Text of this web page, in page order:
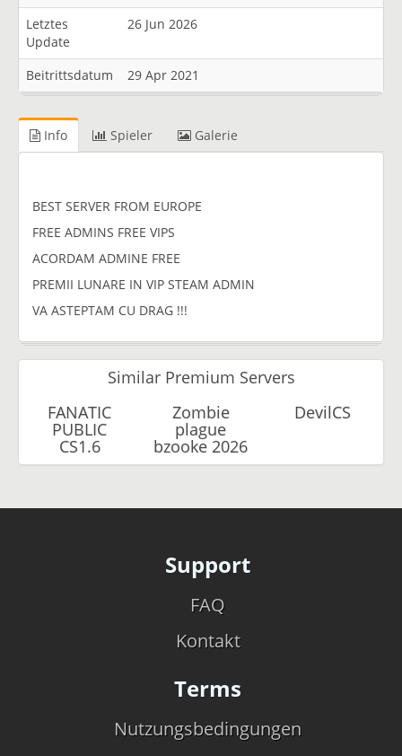
Letztes
Update
26 Jun 2026
Beitrittsdatum 29 Apr 2021
Info Spieler Galerie
BEST SERVER FROM EUROPE
FREE ADMINS FREE VIPS
ACORDAM ADMINE FREE
PREMII LUNARE IN VIP STEAM ADMIN
VA ASTEPTAM CU DRAG !!!
Similar Premium Servers
FANATIC
PUBLIC
CS1.6
Zombie
plague
bzooke 2026
DevilCS
Support
FAQ
Kontakt
Terms
Nutzungsbedingungen